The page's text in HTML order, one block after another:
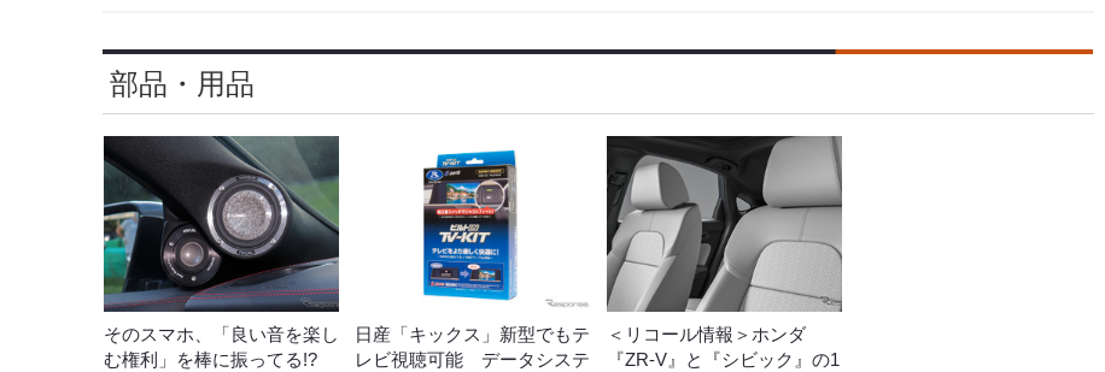
部品・用品
そのスマホ、「良い音を楽し
む権利」を棒に振ってる!?
日産「キックス」新型でもテ
レビ視聴可能 データシステ
＜リコール情報＞ホンダ
『ZR-V』と『シビック』の1